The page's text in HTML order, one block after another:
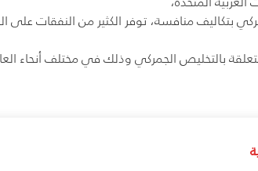
بتكاليف منافسة، توفر الكثير من النفقات على
بالتخليص الجمركي وذلك في مختلف